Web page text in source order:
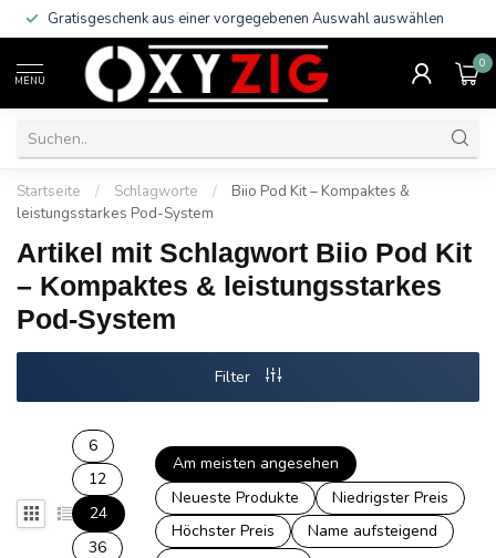
Gratisgeschenk aus einer vorgegebenen Auswahl auswählen
MENU
0
Startseite / Schlagworte /
Biio Pod Kit – Kompaktes &
leistungsstarkes Pod-System
Artikel mit Schlagwort Biio Pod Kit
– Kompaktes & leistungsstarkes
Pod-System
Filter
6
12
24
36
Am meisten angesehen
Neueste Produkte
Niedrigster Preis
Höchster Preis
Name aufsteigend